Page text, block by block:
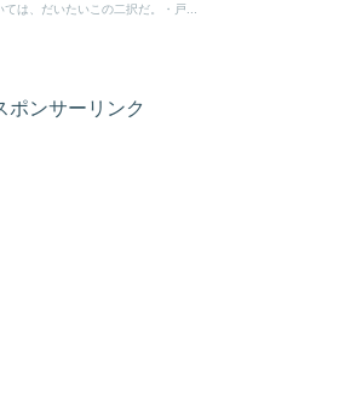
ては、だいたいこの二択だ。・戸...
ポンサーリンク